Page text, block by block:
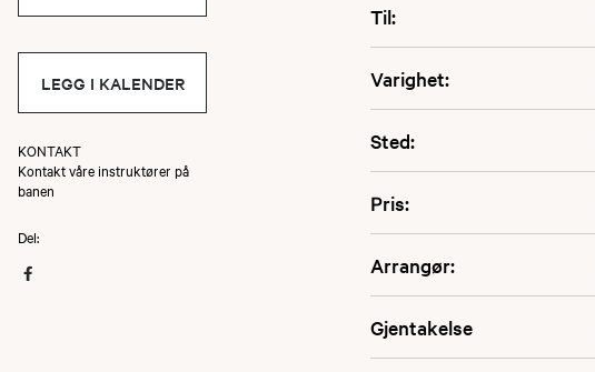
Til:
Varighet:
Sted:
Pris:
Arrangør:
Gjentakelse
LEGG I KALENDER
KONTAKT
Kontakt våre instruktører på
banen
Del: